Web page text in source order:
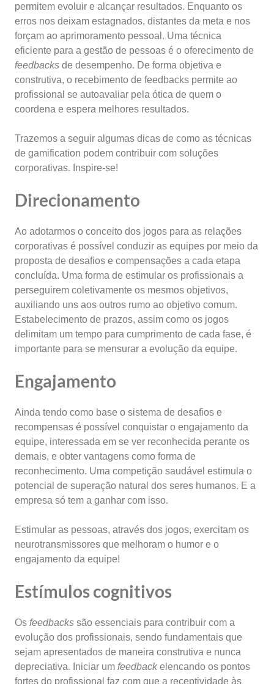
permitem evoluir e alcançar resultados. Enquanto os
erros nos deixam estagnados, distantes da meta e nos
forçam ao aprimoramento pessoal. Uma técnica
eficiente para a gestão de pessoas é o oferecimento de
feedbacks de desempenho. De forma objetiva e
construtiva, o recebimento de feedbacks permite ao
profissional se autoavaliar pela ótica de quem o
coordena e espera melhores resultados.
Trazemos a seguir algumas dicas de como as técnicas
de gamification podem contribuir com soluções
corporativas. Inspire-se!
Direcionamento
Ao adotarmos o conceito dos jogos para as relações
corporativas é possível conduzir as equipes por meio da
proposta de desafios e compensações a cada etapa
concluída. Uma forma de estimular os profissionais a
perseguirem coletivamente os mesmos objetivos,
auxiliando uns aos outros rumo ao objetivo comum.
Estabelecimento de prazos, assim como os jogos
delimitam um tempo para cumprimento de cada fase, é
importante para se mensurar a evolução da equipe.
Engajamento
Ainda tendo como base o sistema de desafios e
recompensas é possível conquistar o engajamento da
equipe, interessada em se ver reconhecida perante os
demais, e obter vantagens como forma de
reconhecimento. Uma competição saudável estimula o
potencial de superação natural dos seres humanos. E a
empresa só tem a ganhar com isso.
Estimular as pessoas, através dos jogos, exercitam os
neurotransmissores que melhoram o humor e o
engajamento da equipe!
Estímulos cognitivos
Os feedbacks são essenciais para contribuir com a
evolução dos profissionais, sendo fundamentais que
sejam apresentados de maneira construtiva e nunca
depreciativa. Iniciar um feedbackelencando os pontos
fortes do profissional faz com que a receptividade às